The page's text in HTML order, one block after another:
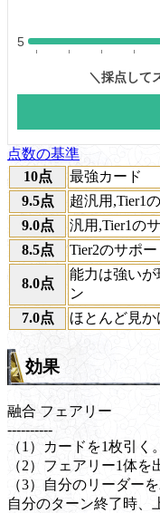
点数の基準
10点
最強カード
9.5点
超汎用,Tier1
9.0点
汎用,Tier1の
8.5点
Tier2のサポ
8.0点
能力は強いが
ン
7.0点
ほとんど見か
効果
融合 フェアリー
----------
（1）カードを1枚引く。
（2）フェアリー1体を
（3）自分のリーダーを
自分のターン終了時、